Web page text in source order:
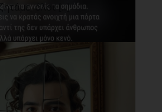
ζητάμε, όλοι [...]